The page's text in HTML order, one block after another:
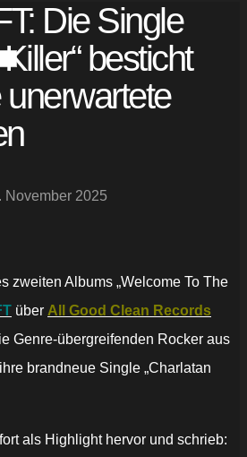
Die Single
besticht
November 2025
zweiten Albums „Welcome To The
über All Good Clean Records
Genre-übergreifenden Rocker aus
brandneue Single „Charlatan
als Highlight hervor und schrieb: